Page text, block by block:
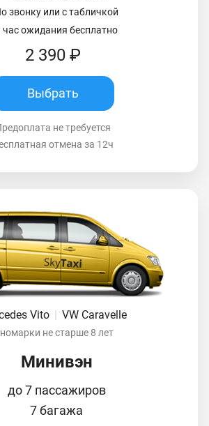
звонку или с табличкой
час ожидания бесплатно
2 390 ₽
Выбрать
не требуется
отмена за 12ч
Vito VW Caravelle
не старше 8 лет
Минивэн
до 7 пассажиров
7 багажа